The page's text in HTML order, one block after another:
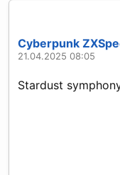
Cyberpunk
21.04.2025 08:05
Stardust